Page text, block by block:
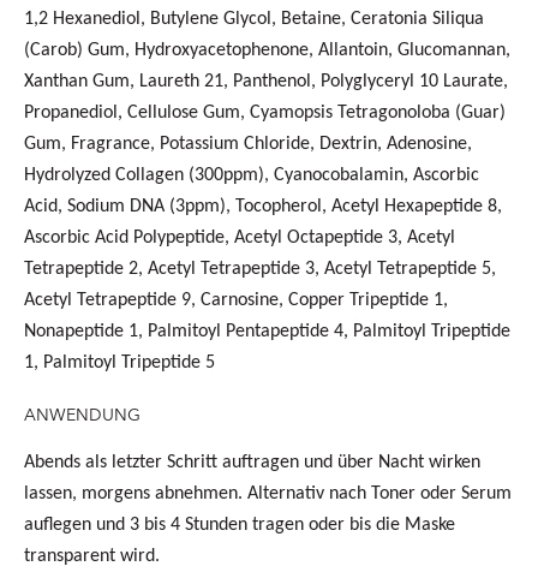
1,2 Hexanediol, Butylene Glycol, Betaine, Ceratonia Siliqua
(Carob) Gum, Hydroxyacetophenone, Allantoin, Glucomannan,
Xanthan Gum, Laureth 21, Panthenol, Polyglyceryl 10 Laurate,
Propanediol, Cellulose Gum, Cyamopsis Tetragonoloba (Guar)
Gum, Fragrance, Potassium Chloride, Dextrin, Adenosine,
Hydrolyzed Collagen (300ppm), Cyanocobalamin, Ascorbic
Acid, Sodium DNA (3ppm), Tocopherol, Acetyl Hexapeptide 8,
Ascorbic Acid Polypeptide, Acetyl Octapeptide 3, Acetyl
Tetrapeptide 2, Acetyl Tetrapeptide 3, Acetyl Tetrapeptide 5,
Acetyl Tetrapeptide 9, Carnosine, Copper Tripeptide 1,
Nonapeptide 1, Palmitoyl Pentapeptide 4, Palmitoyl Tripeptide
1, Palmitoyl Tripeptide 5
ANWENDUNG
Abends als letzter Schritt auftragen und über Nacht wirken
lassen, morgens abnehmen. Alternativ nach Toner oder Serum
auflegen und 3 bis 4 Stunden tragen oder bis die Maske
transparent wird.